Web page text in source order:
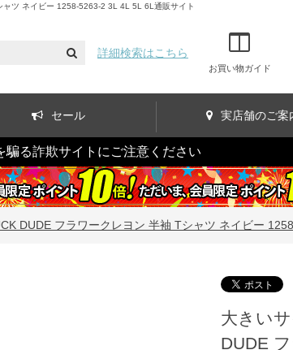
ャツ ネイビー 1258-5263-2 3L 4L 5L 6L通販サイト
詳細検索はこちら
お買い物ガイド
セール 実店舗のご案
騙る詐欺サイトにご注意ください
DUDE フラワークレヨン 半袖 Tシャツ ネイビー
大きい
DUDE